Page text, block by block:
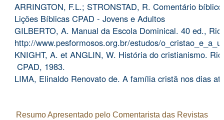
ARRINGTON, F.L.; STRONSTAD, R. Comentário
Lições Bíblicas CPAD - Jovens e Adultos
GILBERTO, A. Manual da Escola Dominical. 40 ed.,
http://www.pesformosos.org.br/estudos/
KNIGHT, A. et ANGLIN, W. História do cristianismo.
CPAD, 1983.
LIMA, Elinaldo Renovato de. A família cristã nos dias
Resumo Apresentado pelo Comentarista das Revistas